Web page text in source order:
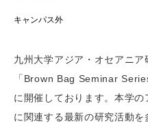
キャンパス外
九州大学アジア・オセアニ
「Brown Bag Seminar
に開催しております。本学
に関連する最新の研究活動